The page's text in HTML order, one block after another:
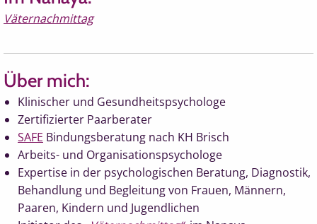
Väternachmittag
Über mich:
Klinischer und Gesundheitspsychologe
Zertifizierter Paarberater
SAFE Bindungsberatung nach KH Brisch
Arbeits- und Organisationspsychologe
Expertise in der psychologischen Beratung, Diagnostik,
Behandlung und Begleitung von Frauen, Männern,
Paaren, Kindern und Jugendlichen